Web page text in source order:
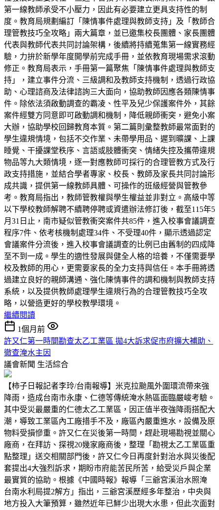
第一線教師承受不小壓力，因此有必要建立更具支持性的制
度。教育局規劃編訂「陳情事件處理與教師支持」及「教師合
理管教技巧全攻略」兩大篇章，並已邀集校長團體、家長團體
代表與教師代表共同討論架構，後續將持續蒐集第一線實務經
驗，力拚於新學年度開學前完成手冊，並依教育現場需求滾動
修正。教育局表示，手冊第一篇聚焦「陳情事件處理與教師支
持」，建立事件分流、三級調和及教師支持機制，透過行政協
助、心理諮商及法律諮詢三大面向，協助教師因應各類陳情事
件。除依法須啟動調查的霸凌、性平及兒少保護案件外，其餘
案件經雙方同意即可啟動調和機制，降低親師衝突，避免小案
大辦，協助學校回歸教育本質。第二篇則彙整教師最常面對的
學生違規情境，包括不交作業、未帶學用品、遲到曠課、上課
睡覺、干擾課堂秩序、言語或肢體衝突、情緒失控及攜帶違規
物品等九大類情境，逐一對應教師可採行的合理管教方式及行
政支持措施，並結合學者專家、校長、教師及家長共同討論形
成共識，提供第一線教師具體、可操作的班級經營與管教參
考。教育局指出，教師管教權與學生權益並非對立。高級中等
以下學校教師解聘不續聘停聘或資遣辦法修訂後，截至115年5
月31日止，南市疑似管教衝突案件共85件，進入校事會議調查
程序7件、依考核機制處理34件、不受理40件，顯示透過認定
會議案件分流後，進入校事會議調查的比例已由舊制的四成降
至不到一成。學生的適性發展與健全人格的培養，不僅需要學
校及教師的用心，更需要家長的全力支持與信任。本手冊將透
過建立良好的親師溝通、強化陳情事件的調和機制與教師支持
系統，以及提供教師處理學生違規行為的合理管教技巧全攻
略，以營造更好的學校教學環境。
繼續閱讀
1個月前
許又仁第一時間勘查太乙工業區 拋4大訴求促市府擴大補助、
徹查淹水主因
議會新聞 生活綜合
【柿子日報記者李玲/台南報導】米克拉颱風外圍環流帶來強
降雨，造成台南市永康、仁德等傳統淹水熱區面臨嚴峻考驗。
其中受災最嚴重的仁德太乙工業區，因正值半夜強降雨搭配大
潮，導致工業區內工廠措手不及，廠區內嚴重進水，設備及原
物料受損慘重。許又仁在災後第一時間，趕赴現場勘視並關心
廠商，在拜訪、探視20幾家廠商後，整理「勘視太乙工業區重
點整理」送交相關部門後，許又仁今日再度針對治水與災後配
套提出4大強烈訴求，期盼市府能苦民所苦，給受災戶與企業
最實質的協助。根據《中國時報》報導「三爺宮溪治水照淹
台南水利局提2解方」指出，三爺宮溪歷經多年整治，中央與
地方投入大筆預算，雖然近年已鮮少出現大水患，但此次面對